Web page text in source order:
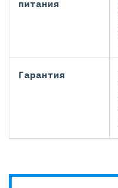
питания
Гарантия